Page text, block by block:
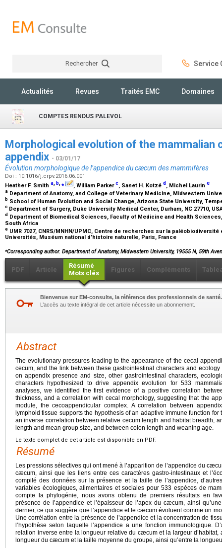
Rechercher Service
Actualités Revues Traités EMC Domaines
COMPTES RENDUS PALEVOL
Morphological evolution of the mammalian
appendix - 03/01/17
Évolution morphologique de l’appendice du cæcum des mammifères
Doi : 10.1016/j.crpv.2016.06.001
Heather F. Smith a, b,⁎ , William Parkerc, Sanet H. Kotzé d , Michel Laurin e
a Department of Anatomy, and College of Veterinary Medicine, Midwestern
b School of Human Evolution and Social Change, Arizona State University,
c Department of Surgery, Duke University Medical Center, Durham, NC 27710,
d Department of Biomedical Sciences, Faculty of Medicine and Health
South Africa
e UMR 7027, CNRS/MNHN/UPMC, Centre de recherches sur la
Universités, Muséum national d’histoire naturelle, Paris, France
⁎Corresponding author. Department of Anatomy, Midwestern University, 19555 N, 59th
PDF Article
Résumé
Mots clés
Figures Compléments
Bienvenue sur EM-consulte, la référence des professionnels de santé.
L’accès au texte intégral de cet article nécessite un abonnement.
Abstract
The evolutionary pressures leading to the appearance of the cecal
cecum, and the link between these gastrointestinal characters and
on appendix presence and size, other gastrointestinal characters,
characters hypothesized to drive appendix evolution for 533
analyses, we identified the first evidence of a positive correlation
thickness, and a correlation with cecal morphology, suggesting that the
module, the cecoappendicular complex. A correlation between
lymphoid tissue supports the hypothesis of an adaptive immune function
an inverse correlation between relative cecum length and habitat breadth,
length and mean group size, and between colon length and weaning age.
Le texte complet de cet article est disponible en PDF.
Résumé
Les pressions sélectives qui ont mené à l’apparition de l’appendice du
cæcum, ainsi que les liens entre ces caractères gastro-intestinaux et
compilé des données sur la présence et la taille de l’appendice,
variables écologiques, alimentaires et sociales pour 533 espèces de
compte la phylogénie, nous avons obtenu de premiers résultats en
présence de l’appendice et l’épaisseur de l’apex du cæcum, ainsi
dernier, ce qui suggère que l’appendice et le cæcum évoluent comme un
Une corrélation entre la présence de l’appendice et la concentration de
l’hypothèse selon laquelle l’appendice a une fonction immunologique.
relation inverse entre la longueur relative du cæcum et la largeur
longueur du cæcum et la taille moyenne du groupe, ainsi qu’entre la